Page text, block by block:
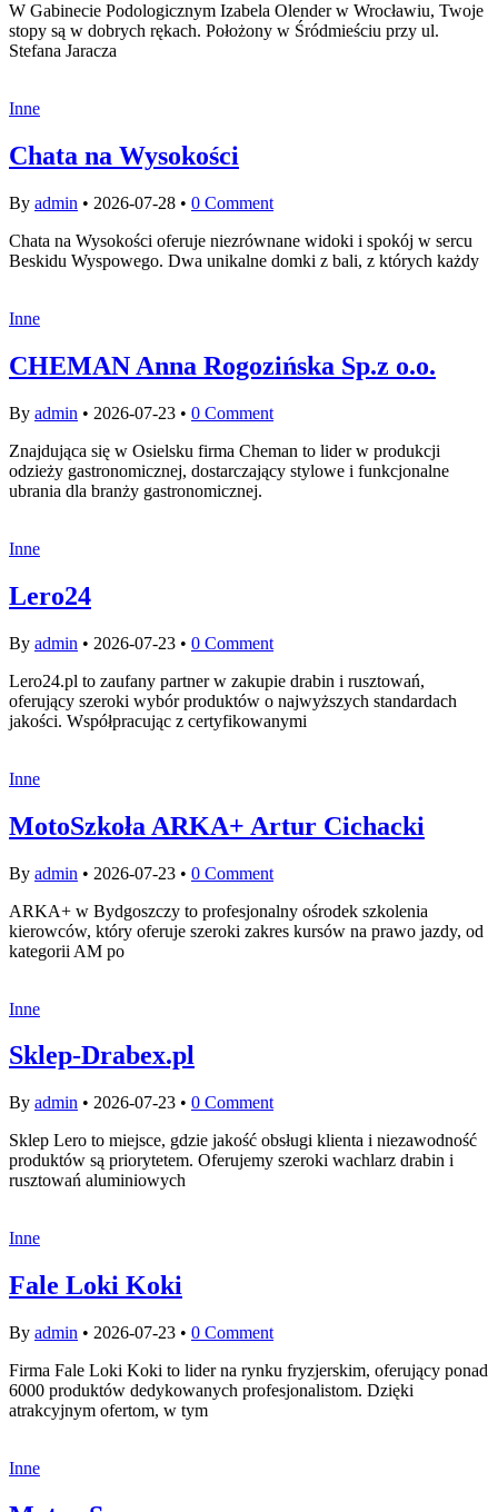
W Gabinecie Podologicznym Izabela Olender w Wrocławiu, Twoje
stopy są w dobrych rękach. Położony w Śródmieściu przy ul.
Stefana Jaracza
Inne
Chata na Wysokości
By admin • 2026-07-28 • 0 Comment
Chata na Wysokości oferuje niezrównane widoki i spokój w sercu
Beskidu Wyspowego. Dwa unikalne domki z bali, z których każdy
Inne
CHEMAN Anna Rogozińska Sp.z o.o.
By admin • 2026-07-23 • 0 Comment
Znajdująca się w Osielsku firma Cheman to lider w produkcji
odzieży gastronomicznej, dostarczający stylowe i funkcjonalne
ubrania dla branży gastronomicznej.
Inne
Lero24
By admin • 2026-07-23 • 0 Comment
Lero24.pl to zaufany partner w zakupie drabin i rusztowań,
oferujący szeroki wybór produktów o najwyższych standardach
jakości. Współpracując z certyfikowanymi
Inne
MotoSzkoła ARKA+ Artur Cichacki
By admin • 2026-07-23 • 0 Comment
ARKA+ w Bydgoszczy to profesjonalny ośrodek szkolenia
kierowców, który oferuje szeroki zakres kursów na prawo jazdy, od
kategorii AM po
Inne
Sklep-Drabex.pl
By admin • 2026-07-23 • 0 Comment
Sklep Lero to miejsce, gdzie jakość obsługi klienta i niezawodność
produktów są priorytetem. Oferujemy szeroki wachlarz drabin i
rusztowań aluminiowych
Inne
Fale Loki Koki
By admin • 2026-07-23 • 0 Comment
Firma Fale Loki Koki to lider na rynku fryzjerskim, oferujący ponad
6000 produktów dedykowanych profesjonalistom. Dzięki
atrakcyjnym ofertom, w tym
Inne